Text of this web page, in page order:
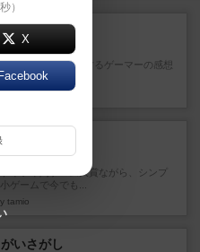
ド
級を中心にプレイするゲーマーの感想
ボードゲーム...
おとん
ドイツ年間ゲーム大賞ながら、シンプ
ゲームで今でも...
tamio
いさがし
）
X
Facebook